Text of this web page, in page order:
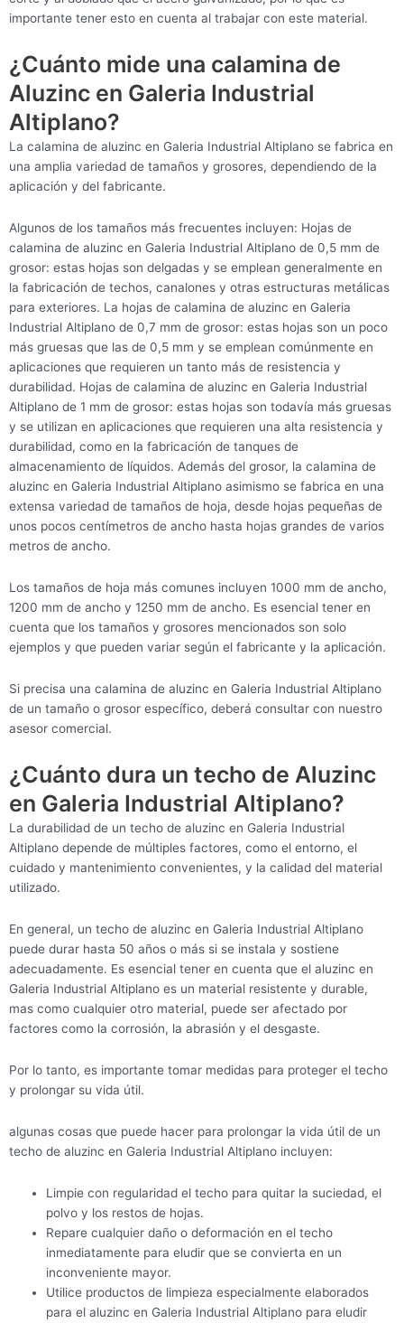
importante tener esto en cuenta al trabajar con este material.
¿Cuánto mide una calamina de
Aluzinc en Galeria Industrial
Altiplano?
La calamina de aluzinc en Galeria Industrial Altiplano se fabrica en
una amplia variedad de tamaños y grosores, dependiendo de la
aplicación y del fabricante.
Algunos de los tamaños más frecuentes incluyen: Hojas de
calamina de aluzinc en Galeria Industrial Altiplano de 0,5 mm de
grosor: estas hojas son delgadas y se emplean generalmente en
la fabricación de techos, canalones y otras estructuras metálicas
para exteriores. La hojas de calamina de aluzinc en Galeria
Industrial Altiplano de 0,7 mm de grosor: estas hojas son un poco
más gruesas que las de 0,5 mm y se emplean comúnmente en
aplicaciones que requieren un tanto más de resistencia y
durabilidad. Hojas de calamina de aluzinc en Galeria Industrial
Altiplano de 1 mm de grosor: estas hojas son todavía más gruesas
y se utilizan en aplicaciones que requieren una alta resistencia y
durabilidad, como en la fabricación de tanques de
almacenamiento de líquidos. Además del grosor, la calamina de
aluzinc en Galeria Industrial Altiplano asimismo se fabrica en una
extensa variedad de tamaños de hoja, desde hojas pequeñas de
unos pocos centímetros de ancho hasta hojas grandes de varios
metros de ancho.
Los tamaños de hoja más comunes incluyen 1000 mm de ancho,
1200 mm de ancho y 1250 mm de ancho. Es esencial tener en
cuenta que los tamaños y grosores mencionados son solo
ejemplos y que pueden variar según el fabricante y la aplicación.
Si precisa una calamina de aluzinc en Galeria Industrial Altiplano
de un tamaño o grosor específico, deberá consultar con nuestro
asesor comercial.
¿Cuánto dura un techo de Aluzinc
en Galeria Industrial Altiplano?
La durabilidad de un techo de aluzinc en Galeria Industrial
Altiplano depende de múltiples factores, como el entorno, el
cuidado y mantenimiento convenientes, y la calidad del material
utilizado.
En general, un techo de aluzinc en Galeria Industrial Altiplano
puede durar hasta 50 años o más si se instala y sostiene
adecuadamente. Es esencial tener en cuenta que el aluzinc en
Galeria Industrial Altiplano es un material resistente y durable,
mas como cualquier otro material, puede ser afectado por
factores como la corrosión, la abrasión y el desgaste.
Por lo tanto, es importante tomar medidas para proteger el techo
y prolongar su vida útil.
algunas cosas que puede hacer para prolongar la vida útil de un
techo de aluzinc en Galeria Industrial Altiplano incluyen:
Limpie con regularidad el techo para quitar la suciedad, el
polvo y los restos de hojas.
Repare cualquier daño o deformación en el techo
inmediatamente para eludir que se convierta en un
inconveniente mayor.
Utilice productos de limpieza especialmente elaborados
para el aluzinc en Galeria Industrial Altiplano para eludir